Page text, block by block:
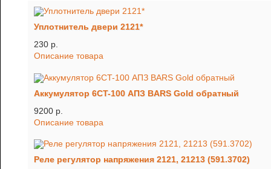
Уплотнитель двери 2121*
230 p.
Описание товара
Аккумулятор 6CT-100 АПЗ BARS Gold обратный
9200 p.
Описание товара
Реле регулятор напряжения 2121, 21213 (591.3702)